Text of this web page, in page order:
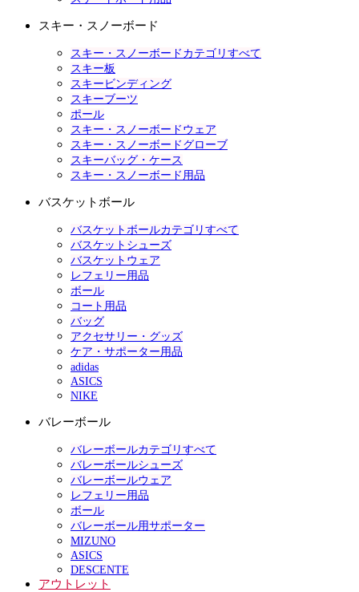
スキー・スノーボード
スキー・スノーボードカテゴリすべて
スキー板
スキービンディング
スキーブーツ
ポール
スキー・スノーボードウェア
スキー・スノーボードグローブ
スキーバッグ・ケース
スキー・スノーボード用品
バスケットボール
バスケットボールカテゴリすべて
バスケットシューズ
バスケットウェア
レフェリー用品
ボール
コート用品
バッグ
アクセサリー・グッズ
ケア・サポーター用品
adidas
ASICS
NIKE
バレーボール
バレーボールカテゴリすべて
バレーボールシューズ
バレーボールウェア
レフェリー用品
ボール
バレーボール用サポーター
MIZUNO
ASICS
DESCENTE
アウトレット